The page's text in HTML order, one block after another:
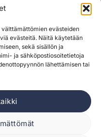
evästeiden
evästeitä. Näitä käytetään
sekä sisällön ja
ja sähköpostiosoitetietoja
lähettämisen tai